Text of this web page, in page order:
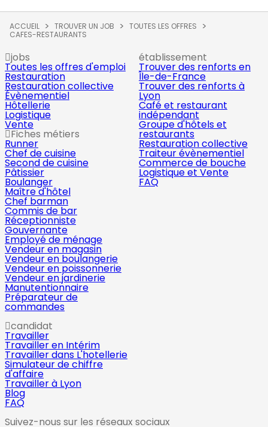
ACCUEIL TROUVER UN JOB
TOUTES LES OFFRES
CAFES-RESTAURANTS
jobs
Toutes les offres d'emploi
Restauration
Restauration collective
Évènementiel
Hôtellerie
Logistique
Vente
Fiches métiers
Runner
Chef de cuisine
Second de cuisine
Pâtissier
Boulanger
Maître d'hôtel
Chef barman
Commis de bar
Réceptionniste
Gouvernante
Employé de ménage
Vendeur en magasin
Vendeur en boulangerie
Vendeur en poissonnerie
Vendeur en jardinerie
Manutentionnaire
Préparateur de
commandes
établissement
Trouver des renforts en
Île-de-France
Trouver des renforts à
Lyon
Café et restaurant
indépendant
Groupe d'hôtels et
restaurants
Restauration collective
Traiteur évènementiel
Commerce de bouche
Logistique et Vente
FAQ
candidat
Travailler
Travailler en Intérim
Travailler dans L'hotellerie
Simulateur de chiffre
d'affaire
Travailler à Lyon
Blog
FAQ
Suivez-nous sur les réseaux sociaux